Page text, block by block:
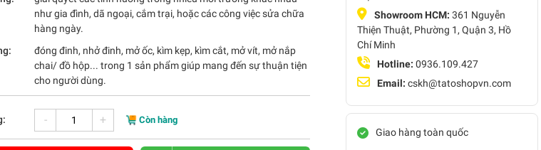
như gia đình, dã ngoại, cắm trại, hoặc các công việc sửa chữa
hàng ngày.
đóng đinh, nhở đinh, mở ốc, kìm kẹp, kìm cắt, mở vít, mở nắp
chai/ đồ hộp... trong 1 sản phẩm giúp mang đến sự thuận tiện
cho người dùng.
- + Còn hàng
Showroom HCM: 361 Nguyễn
Thiện Thuật, Phường 1, Quận 3, Hồ
Chí Minh
Hotline: 0936.109.427
Email: cskh@tatoshopvn.com
Giao hàng toàn quốc